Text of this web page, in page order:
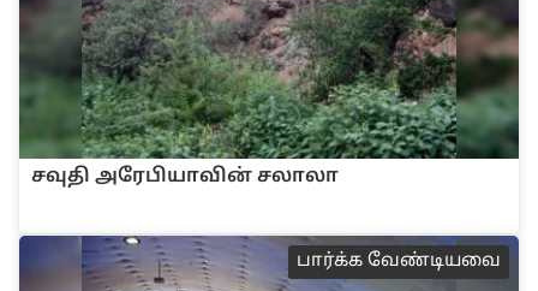
சவு‌தி அரே‌‌பியா‌வி‌ன் சலாலா
பா‌ர்‌க்க வே‌ண்டியவை